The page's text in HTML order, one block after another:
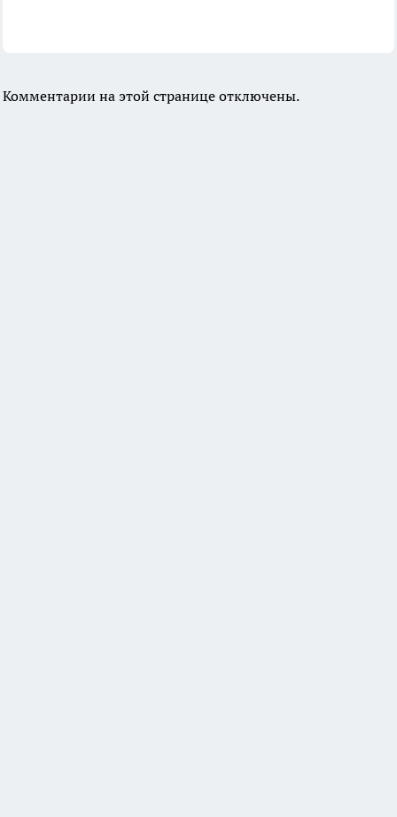
Комментарии на этой странице отключены.